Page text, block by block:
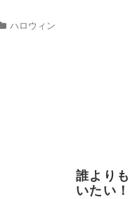
ハロウィン
誰より
いたい！